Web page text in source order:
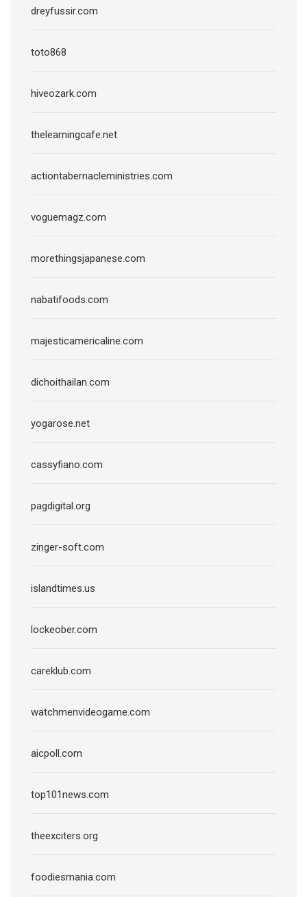
dreyfussir.com
toto868
hiveozark.com
thelearningcafe.net
actiontabernacleministries.com
voguemagz.com
morethingsjapanese.com
nabatifoods.com
majesticamericaline.com
dichoithailan.com
yogarose.net
cassyfiano.com
pagdigital.org
zinger-soft.com
islandtimes.us
lockeober.com
careklub.com
watchmenvideogame.com
aicpoll.com
top101news.com
theexciters.org
foodiesmania.com